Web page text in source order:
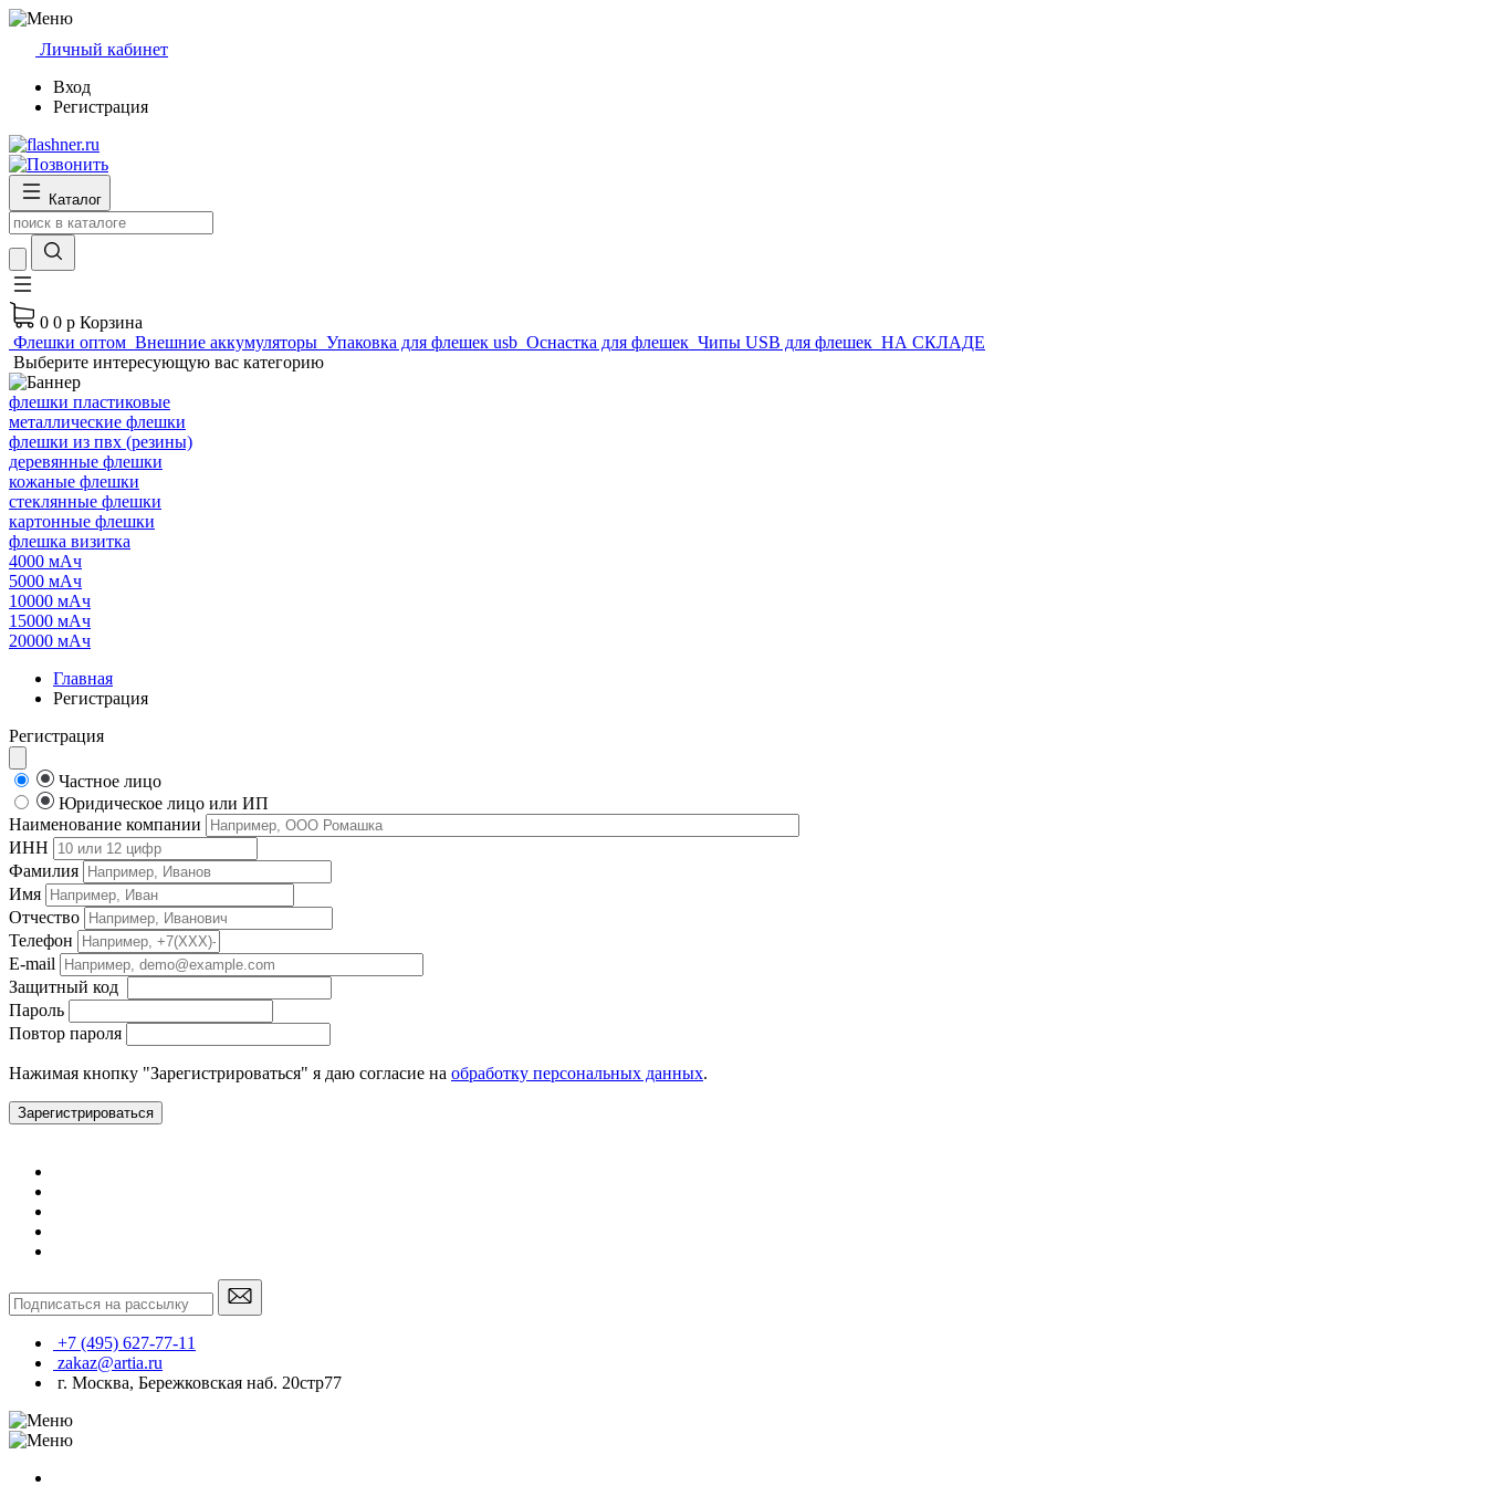
Личный кабинет
Вход
Регистрация
Каталог
0 0 р Корзина
Флешки оптом Внешние аккумуляторы Упаковка для флешек usb Оснастка для флешек Чипы USB для флешек НА СКЛАДЕ
Выберите интересующую вас категорию
флешки пластиковые
металлические флешки
флешки из пвх (резины)
деревянные флешки
кожаные флешки
стеклянные флешки
картонные флешки
флешка визитка
4000 мАч
5000 мАч
10000 мАч
15000 мАч
20000 мАч
Главная
Регистрация
Регистрация
Частное лицо
Юридическое лицо или ИП
Наименование компании
ИНН
Фамилия
Имя
Отчество
Телефон
E-mail
Защитный код
Пароль
Повтор пароля
Нажимая кнопку "Зарегистрироваться" я даю согласие на обработку персональных данных.
Зарегистрироваться
+7 (495) 627-77-11
zakaz@artia.ru
г. Москва, Бережковская наб. 20стр77